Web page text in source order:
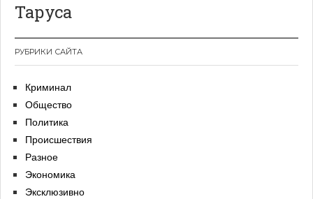
Таруса
РУБРИКИ САЙТА
Криминал
Общество
Политика
Происшествия
Разное
Экономика
Эксклюзивно